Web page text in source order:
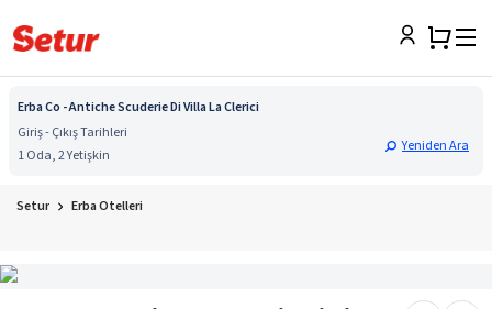
Erba Co - Antiche Scuderie Di Villa La Clerici
Giriş - Çıkış Tarihleri
1 Oda, 2 Yetişkin
Yeniden Ara
Setur Erba Otelleri